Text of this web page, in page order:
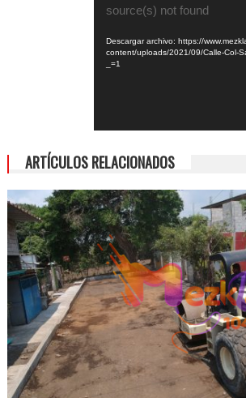
source(s) not found
Descargar archivo: https://
content/uploads/2021/09/Calle-Col-
_=1
ARTÍCULOS RELACIONADOS